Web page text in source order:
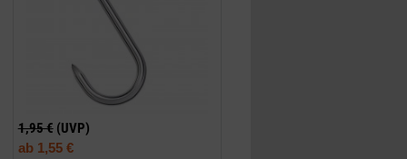
1,95 € (UVP)
ab 1,55 €